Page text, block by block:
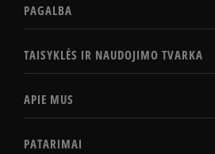
PAGALBA
TAISYKLĖS IR NAUDOJIMO TVARKA
APIE MUS
PATARIMAI